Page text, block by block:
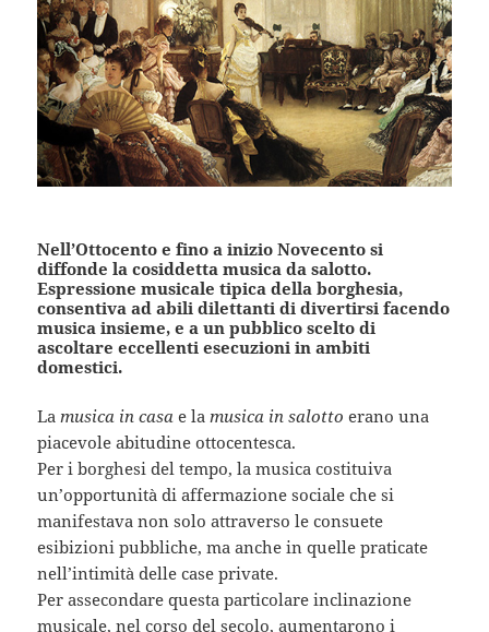
Nell’Ottocento e fino a inizio Novecento si
diffonde la cosiddetta musica da salotto.
Espressione musicale tipica della borghesia,
consentiva ad abili dilettanti di divertirsi facendo
musica insieme, e a un pubblico scelto di
ascoltare eccellenti esecuzioni in ambiti
domestici.
Lamusica in casa e lamusica in salotto erano una
piacevole abitudine ottocentesca.
Per i borghesi del tempo, la musica costituiva
un’opportunità di affermazione sociale che si
manifestava non solo attraverso le consuete
esibizioni pubbliche, ma anche in quelle praticate
nell’intimità delle case private.
Per assecondare questa particolare inclinazione
musicale, nel corso del secolo, aumentarono i